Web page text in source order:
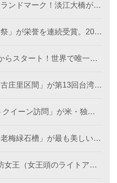
ンドマーク！淡江大橋が観
」が栄誉を連続受賞。202
デザインアワード（金
らスタート！世界で唯一の
庄里区間」が第13回台湾景
クイーン訪問」が米・独・
梅緑石槽」が最も美しい季
女王（女王頭のライトアッ